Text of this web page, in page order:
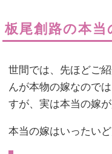
板尾創路の本当
世間では、先ほどご
んが本物の嫁なので
すが、実は本当の嫁が
本当の嫁はいったい